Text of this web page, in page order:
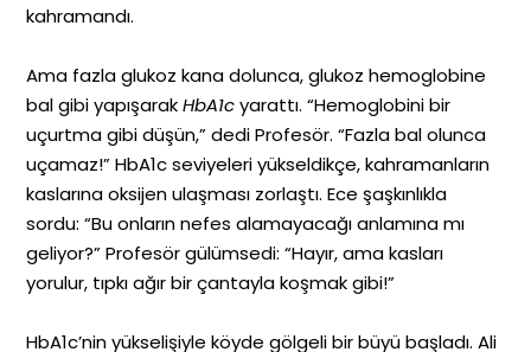
kahramandı.
Ama fazla glukoz kana dolunca, glukoz hemoglobine
bal gibi yapışarakHbA1cyarattı. “Hemoglobini bir
uçurtma gibi düşün,” dedi Profesör. “Fazla bal olunca
uçamaz!” HbA1c seviyeleri yükseldikçe, kahramanların
kaslarına oksijen ulaşması zorlaştı. Ece şaşkınlıkla
sordu: “Bu onların nefes alamayacağı anlamına mı
geliyor?” Profesör gülümsedi: “Hayır, ama kasları
yorulur, tıpkı ağır bir çantayla koşmak gibi!”
HbA1c’nin yükselişiyle köyde gölgeli bir büyü başladı. Ali